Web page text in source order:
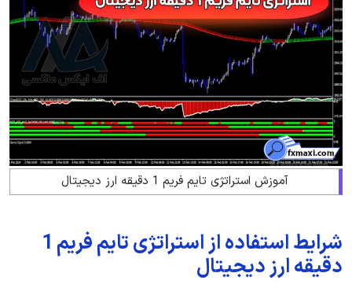
آموزش استراتژی تایم فریم 1 دقیقه ارز دیجیتال
شرایط استفاده از استراتژی تایم فریم 1
دقیقه ارز دیجیتال